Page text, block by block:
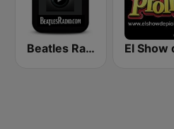
Beatles Radio